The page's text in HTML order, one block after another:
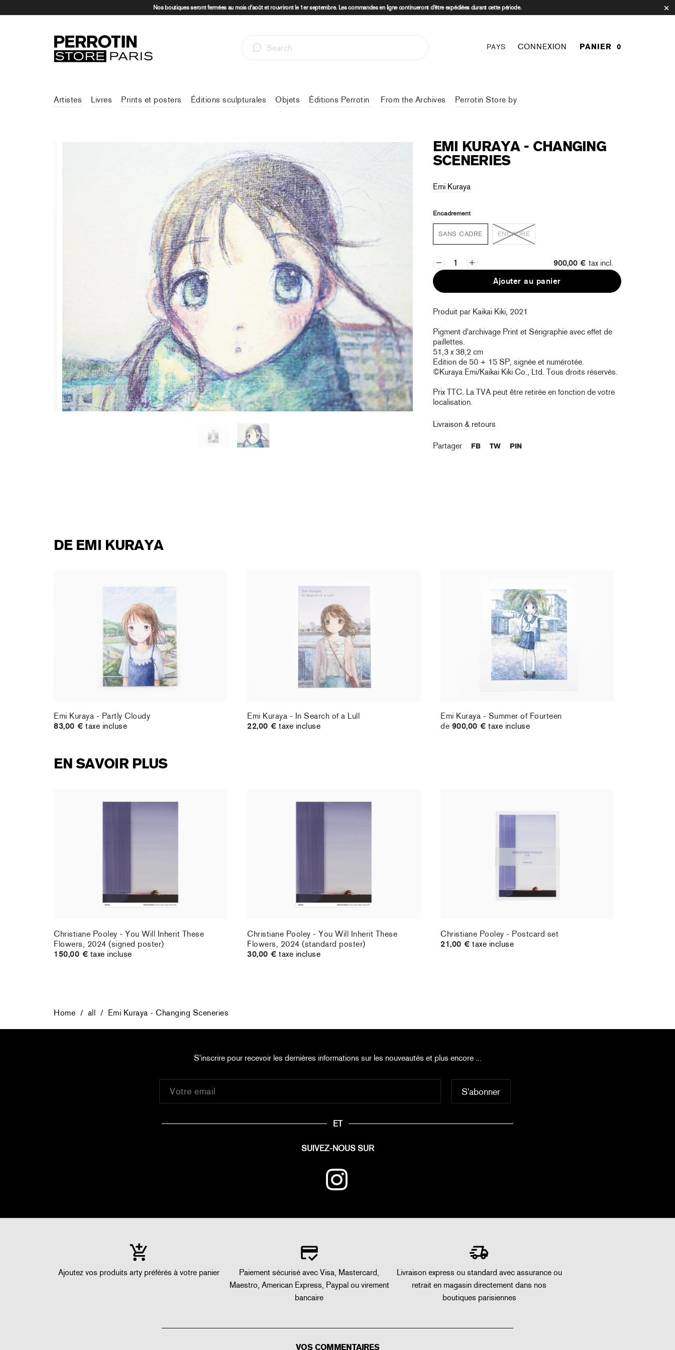
Nos boutiques seront fermées au mois d'août et rouvriront le 1er septembre. Les commandes en ligne continueront d'être expédiées durant cette période.
PAYS CONNEXION PANIER 0
Artistes Livres Prints et posters Éditions sculpturales Objets Éditions Perrotin From the Archives Perrotin Store by
EMI KURAYA - CHANGING
SCENERIES
Emi Kuraya
Encadrement
SANS CADRE ENCADRÉ
900,00 € tax incl.
Ajouter au panier
Produit par Kaikai Kiki, 2021
Pigment d'archivage Print et Sérigraphie avec effet de
paillettes.
51,3 x 38,2 cm
Edition de 50 + 15 SP, signée et numérotée.
©Kuraya Emi/Kaikai Kiki Co., Ltd. Tous droits réservés.
Prix TTC. La TVA peut être retirée en fonction de votre
localisation.
Livraison & retours
Partager FB TW PIN
DE EMI KURAYA
Emi Kuraya - Partly Cloudy
Emi Kuraya - Partly Cloudy
83,00 € taxe incluse
Emi Kuraya - In Search of a Lull
taxe incluse
Emi Kuraya - In Search of a Lull
22,00 € taxe incluse
taxe incluse
Emi Kuraya - Summer of Fourteen
de 900,00 € taxe incluse
EN SAVOIR PLUS
Christiane Pooley - You Will Inherit These
Christiane Pooley - You Will Inherit These
Flowers, 2024 (signed poster)
150,00 € taxe incluse
Christiane Pooley - You Will Inherit These
Christiane Pooley - You Will Inherit These
Flowers, 2024 (standard poster)
30,00 € taxe incluse
taxe incluse
Christiane Pooley - Postcard set
21,00 € taxe incluse
Home / all / Emi Kuraya - Changing Sceneries
S'inscrire pour recevoir les dernières informations sur les nouveautés et plus encore ...
ET
SUIVEZ-NOUS SUR
Ajoutez vos produits arty préférés à votre panier
Paiement sécurisé avec Visa, Mastercard,
Maestro, American Express, Paypal ou virement
bancaire
Livraison express ou standard avec assurance ou
retrait en magasin directement dans nos
boutiques parisiennes
VOS COMMENTAIRES